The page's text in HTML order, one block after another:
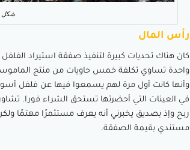
شكل
رأس المال
كان هناك تحديات كبيرة لتنفيذ صفقة استيراد
واحدة تساوي تكلفة خمس حاويات من منتج
وأنها كانت أول مرة لهم يسمعوا فيها عن فلفل
في العينات التي أحضرتها تستحق الشراء فورا.
ربح وإذ بصديق يخبرني أنه يعرف مستثمرًا مهتمًا
مستندي بقيمة الصفقة.